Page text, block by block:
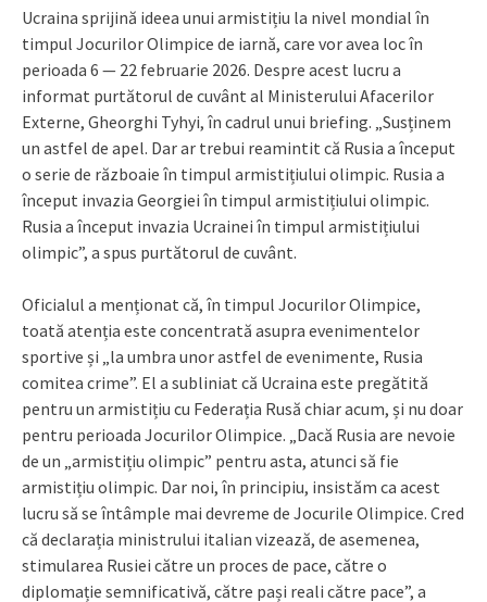
Ucraina sprijină ideea unui armistițiu la nivel mondial în
timpul Jocurilor Olimpice de iarnă, care vor avea loc în
perioada 6 — 22 februarie 2026. Despre acest lucru a
informat purtătorul de cuvânt al Ministerului Afacerilor
Externe, Gheorghi Tyhyi, în cadrul unui briefing. „Susținem
un astfel de apel. Dar ar trebui reamintit că Rusia a început
o serie de războaie în timpul armistițiului olimpic. Rusia a
început invazia Georgiei în timpul armistițiului olimpic.
Rusia a început invazia Ucrainei în timpul armistițiului
olimpic”, a spus purtătorul de cuvânt.
Oficialul a menționat că, în timpul Jocurilor Olimpice,
toată atenția este concentrată asupra evenimentelor
sportive și „la umbra unor astfel de evenimente, Rusia
comitea crime”. El a subliniat că Ucraina este pregătită
pentru un armistițiu cu Federația Rusă chiar acum, și nu doar
pentru perioada Jocurilor Olimpice. „Dacă Rusia are nevoie
de un „armistițiu olimpic” pentru asta, atunci să fie
armistițiu olimpic. Dar noi, în principiu, insistăm ca acest
lucru să se întâmple mai devreme de Jocurile Olimpice. Cred
că declarația ministrului italian vizează, de asemenea,
stimularea Rusiei către un proces de pace, către o
diplomație semnificativă, către pași reali către pace”, a